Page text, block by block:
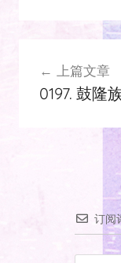
上篇文章
0197. 鼓隆
订阅